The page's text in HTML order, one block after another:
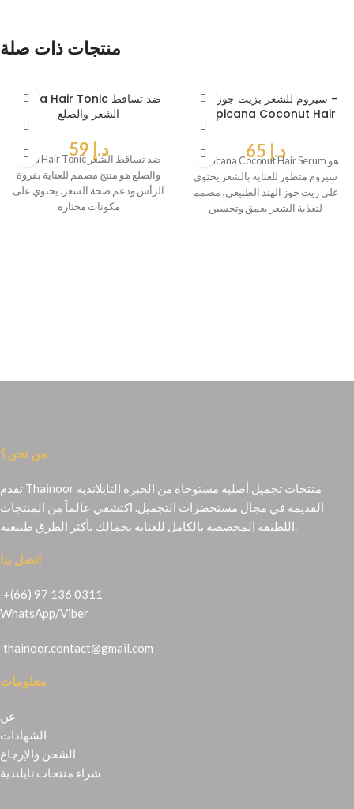
منتجات ذات صلة
Jinda Hair Tonic ضد تساقط
الشعر والصلع
د.إ
Jinda Hair Tonic ضد تساقط الشعر
والصلع هو منتج مصمم للعناية بفروة
الرأس ودعم صحة الشعر. يحتوي على
مكونات مختارة
سيروم للشعر بزيت جوز الهند –
Tropicana Coconut Hair
د.إ
Tropicana Coconut Hair Serum هو
سيروم متطور للعناية بالشعر يحتوي
على زيت جوز الهند الطبيعي، مصمم
لتغذية الشعر بعمق وتحسين
من نحن؟
تقدم Thainoor منتجات تجميل أصلية مستوحاة من الخبرة التايلاندية
القديمة في مجال مستحضرات التجميل. اكتشفي عالماً من المنتجات
اتصل بنا
+(66) 97 136 0311
WhatsApp/Viber
thainoor.contact@gmail.com
معلومات
عن
الشهادات
الشحن والإرجاع
شراء منتجات تايلندية